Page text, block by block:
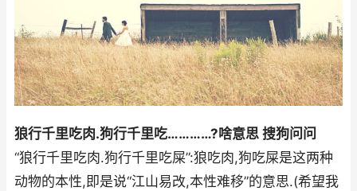
狼行千里吃肉.狗行千里吃…………?啥意思 搜狗问问
“狼行千里吃肉.狗行千里吃屎”:狼吃肉,狗吃屎是这两种
动物的本性,即是说“江山易改,本性难移”的意思.(希望我